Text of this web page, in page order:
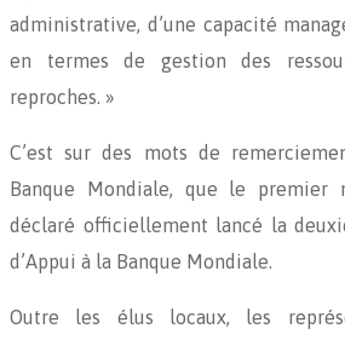
administrative, d’une capacité
en termes de gestion des
reproches. »
C’est sur des mots de
Banque Mondiale, que le premier
déclaré officiellement lancé la
d’Appui à la Banque Mondiale.
Outre les élus locaux, les